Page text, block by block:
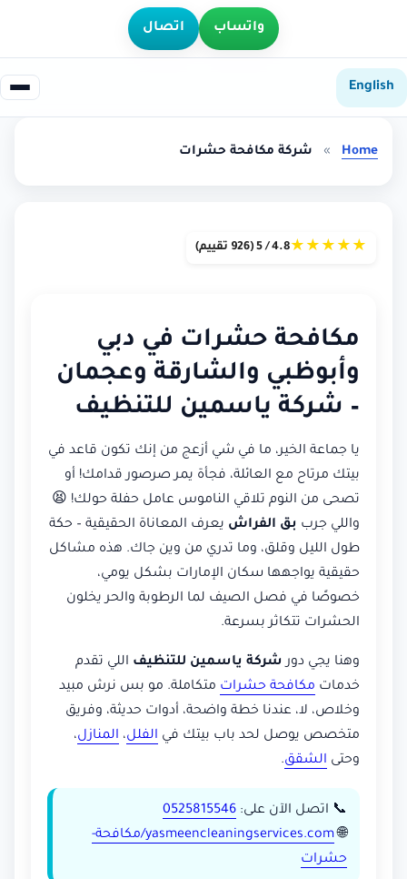
واتساب اتصال
English
Home
» شركة مكافحة حشرات
★
★
★
★
★4.8 / 5 (926 تقييم)
مكافحة حشرات في دبي
وأبوظبي والشارقة وعجمان
– شركة ياسمين للتنظيف
يا جماعة الخير، ما في شي أزعج من إنك تكون قاعد في
بيتك مرتاح مع العائلة، فجأة يمر صرصور قدامك! أو
تصحى من النوم تلاقي الناموس عامل حفلة حولك! 😫
واللي جرب بق الفراش يعرف المعاناة الحقيقية – حكة
طول الليل وقلق، وما تدري من وين جاك. هذه مشاكل
حقيقية يواجهها سكان الإمارات بشكل يومي،
خصوصًا في فصل الصيف لما الرطوبة والحر يخلون
الحشرات تتكاثر بسرعة.
وهنا يجي دور شركة ياسمين للتنظيف اللي تقدم
خدمات مكافحة حشرات متكاملة. مو بس نرش مبيد
وخلاص، لا، عندنا خطة واضحة، أدوات حديثة، وفريق
متخصص يوصل لحد باب بيتك في الفلل، المنازل،
وحتى الشقق.
📞 اتصل الآن على: 0525815546
🌐
yasmeencleaningservices.com/مكافحة-
حشرات